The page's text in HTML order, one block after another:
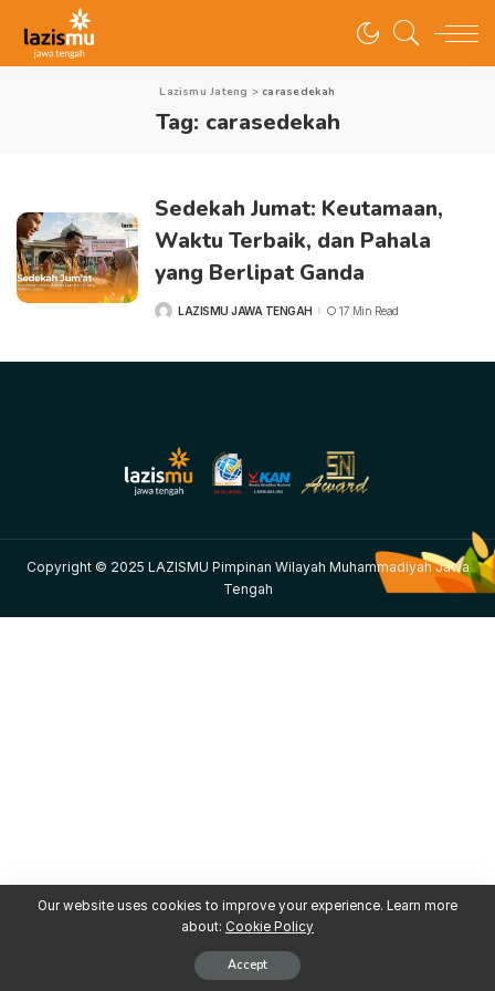
Lazismu Jateng >carasedekah
Tag: carasedekah
Sedekah Jumat: Keutamaan,
Waktu Terbaik, dan Pahala
yang Berlipat Ganda
LAZISMU JAWA TENGAH 17 Min Read
Copyright © 2025 LAZISMU Pimpinan Wilayah Muhammadiyah Jawa
Tengah
Our website uses cookies to improve your experience. Learn more
about: Cookie Policy
Accept